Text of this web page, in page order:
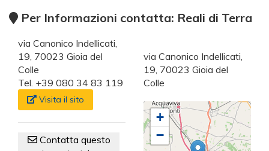
Per Informazioni contatta: Reali di Terra
via Canonico Indellicati,
19, 70023 Gioia del
Colle
Tel. +39 080 34 83 119
Visita il sito
Contatta questo
via Canonico Indellicati,
19, 70023 Gioia del
Colle
+
−